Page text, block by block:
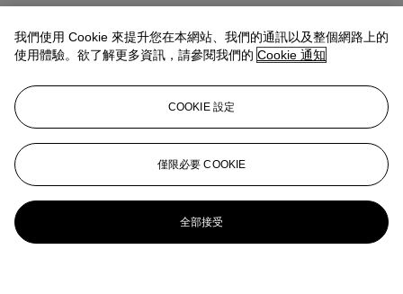
我們使用 Cookie 來提升您在本網站、我們的通訊以及整個網路上的
使用體驗。欲了解更多資訊，請參閱我們的 Cookie 通知
COOKIE 設定
僅限必要 COOKIE
全部接受